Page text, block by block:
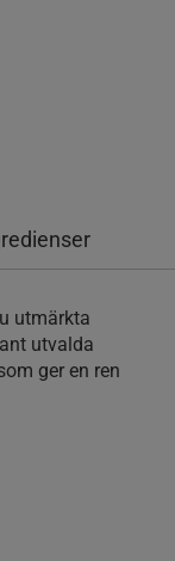
utmärkta
utvalda
ger en ren